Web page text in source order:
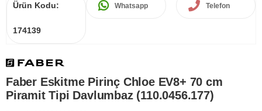
Ürün Kodu:
174139
Whatsapp Telefon
Faber Eskitme Pirinç Chloe EV8+ 70 cm
Piramit Tipi Davlumbaz (110.0456.177)